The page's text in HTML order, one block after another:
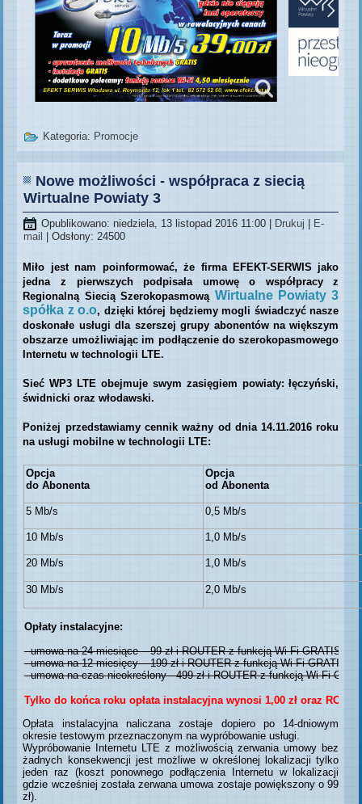
Kategoria: Promocje
Nowe możliwości - współpraca z siecią
Wirtualne Powiaty 3
Opublikowano: niedziela, 13 listopad 2016 11:00 | Drukuj | E-
mail
| Odsłony: 24500
Miło jest nam poinformować, że firma EFEKT-SERWIS jako
jedna z pierwszych podpisała umowę o współpracy z
Regionalną Siecią Szerokopasmową Wirtualne Powiaty 3
spółka z o.o, dzięki której będziemy mogli świadczyć nasze
doskonałe usługi dla szerszej grupy abonentów na większym
obszarze umożliwiając im podłączenie do szerokopasmowego
Internetu w technologii LTE.
Sieć WP3 LTE obejmuje swym zasięgiem powiaty: łęczyński,
świdnicki oraz włodawski.
Poniżej przedstawiamy cennik ważny od dnia 14.11.2016 roku
na usługi mobilne w technologii LTE:
Opcja
do Abonenta
Opcja
od Abonenta
5 Mb/s 0,5 Mb/s
10 Mb/s 1,0 Mb/s
20 Mb/s 1,0 Mb/s
30 Mb/s 2,0 Mb/s
Opłaty instalacyjne:
- umowa na 24 miesiące – 99 zł i ROUTER z funkcją Wi-Fi GRATIS
- umowa na 12 miesięcy – 199 zł i ROUTER z funkcją Wi-Fi GRATIS
- umowa na czas nieokreślony - 499 zł i ROUTER z funkcją Wi-Fi
Tylko do końca roku opłata instalacyjna wynosi 1,00 zł oraz
Opłata instalacyjna naliczana zostaje dopiero po 14-dniowym
okresie testowym przeznaczonym na wypróbowanie usługi.
Wypróbowanie Internetu LTE z możliwością zerwania umowy bez
żadnych konsekwencji jest możliwe w określonej lokalizacji tylko
jeden raz (koszt ponownego podłączenia Internetu w lokalizacji
gdzie wcześniej została zerwana umowa zostaje powiększony o 99
zł).